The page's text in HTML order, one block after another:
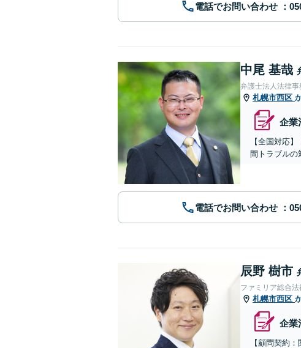
電話でお問い合わせ
中尾 基哉
弁護士法人法律事
札幌市西区
企業
【全国対応
間トラブルの
電話でお問い合わせ
辰野 樹市
ファミリア総合
札幌市西区
企業
【顧問契約